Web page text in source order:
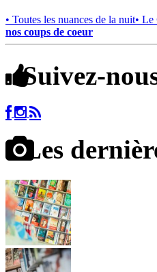
• Toutes les nuances de la nuit• Le
nos coups de coeur
Suivez-
Les